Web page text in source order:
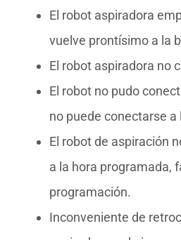
El robot aspiradora
vuelve prontísimo a la
El robot aspiradora no
El robot no pudo
no puede conectarse a
El robot de aspiración
a la hora programada,
programación.
Inconveniente de